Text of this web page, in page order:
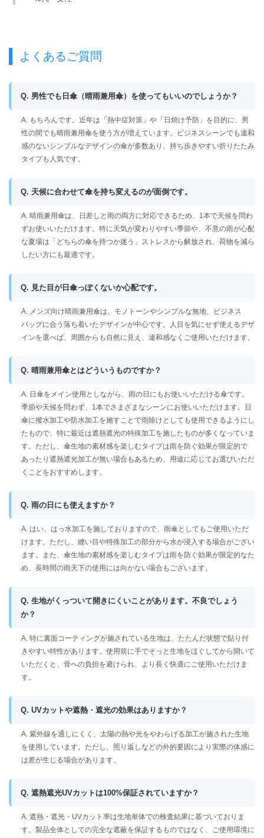
よくあるご質問
Q. 男性でも日傘（晴雨兼用傘）を使ってもいいのでしょうか？
A. もちろんです。近年は「熱中症対策」や「日焼け予防」を目的に、男
性の間でも晴雨兼用傘を使う方が増えています。ビジネスシーンでも違和
感のないシンプルなデザインの傘が多数あり、持ち歩きやすい折りたたみ
タイプも人気です。
Q. 天候に合わせて傘を持ち変えるのが面倒です。
A. 晴雨兼用傘は、日差しと雨の両方に対応できるため、1本で天候を問わ
ずお使いいただけます。特に天気が変わりやすい季節や、不意の雨が心配
な夏場は「どちらの傘を持つか迷う」ストレスから解放され、荷物を減ら
したい方にも最適です。
Q. 見た目が日傘っぽくないか心配です。
A. メンズ向け晴雨兼用傘は、モノトーンやシンプルな無地、ビジネス
バッグに合う落ち着いたデザインが中心です。人目を気にせず使えるデザ
インを選べば、周囲からも自然に見え、違和感なくご使用いただけます。
Q. 晴雨兼用傘とはどういうものですか？
A. 日傘をメイン使用としながら、雨の日にもお使いいただける傘です。
季節や天候を問わず、1本でさまざまなシーンにお使いいただけます。日
傘に撥水加工や防水加工を施すことで雨除けとしても使用できるようにし
たもので、特に最近は遮熱遮光の特殊加工を施したものが多くなっていま
す。ただし、傘生地の素材感を楽しむタイプは雨を防ぐ効果が限定的で
あったり遮熱遮光加工が無い場合もあるため、用途に応じてお選びいただ
くことをおすすめします。
Q. 雨の日にも使えますか？
A. はい、はっ水加工を施しておりますので、雨傘としてもご使用いただ
けます。ただし、縫い目や特殊加工の部分から水が浸入する場合がござい
ます。また、傘生地の素材感を楽しむタイプは雨を防ぐ効果が限定的なた
め、長時間の雨天下の使用には向かない場合もございます。
Q. 生地がくっついて開きにくいことがあります。不良でしょう
か？
A. 特に裏面コーティングが施されている生地は、たたんだ状態で貼り付
きやすい特性があります。使用前に手でそっと生地をほぐしてから開いて
いただくと、骨への負担を避けられ、より長く快適にご使用いただけま
す。
Q. UVカットや遮熱・遮光の効果はありますか？
A. 紫外線を通しにくく、太陽の熱や光をやわらげる加工が施された生地
を使用しています。ただし、照り返しなどの外的要因により実際の体感に
は差が生じる場合があります。
Q. 遮熱遮光UVカットは100%保証されていますか？
A. 遮熱・遮光・UVカット率は生地単体での検査結果に基づいておりま
す。製品全体としての完全な遮蔽を保証するものではなく、ご使用環境に